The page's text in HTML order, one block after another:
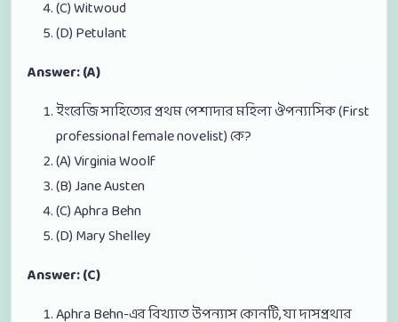
(C) Witwoud
(D) Petulant
Answer: (A)
ইংরেজি সাহিত্যের প্রথম পেশাদার মহিলা ঔপন্যাসিক (First
professional female novelist) কে?
(A) Virginia Woolf
(B) Jane Austen
(C) Aphra Behn
(D) Mary Shelley
Answer: (C)
Aphra Behn-এর বিখ্যাত উপন্যাস কোনটি, যা দাসপ্রথার